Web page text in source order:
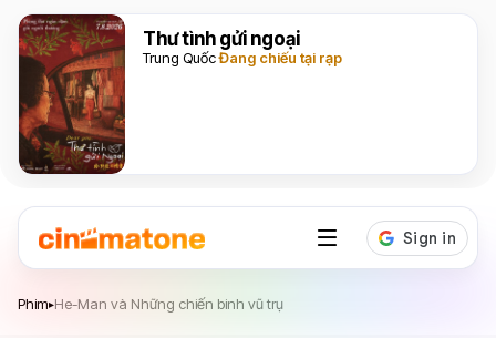
Thư tình gửi ngoại
Trung QuốcĐang chiếu tại rạp
Phim▸He-Man và Những chiến binh vũ trụ